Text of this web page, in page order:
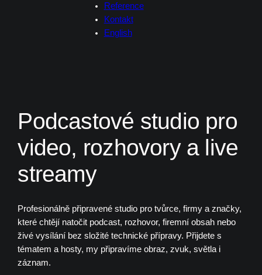
Reference
Kontakt
English
Podcastové studio pro
video, rozhovory a live
streamy
Profesionálně připravené studio pro tvůrce, firmy a značky,
které chtějí natočit podcast, rozhovor, firemní obsah nebo
živé vysílání bez složité technické přípravy. Přijdete s
tématem a hosty, my připravíme obraz, zvuk, světla i
záznam.